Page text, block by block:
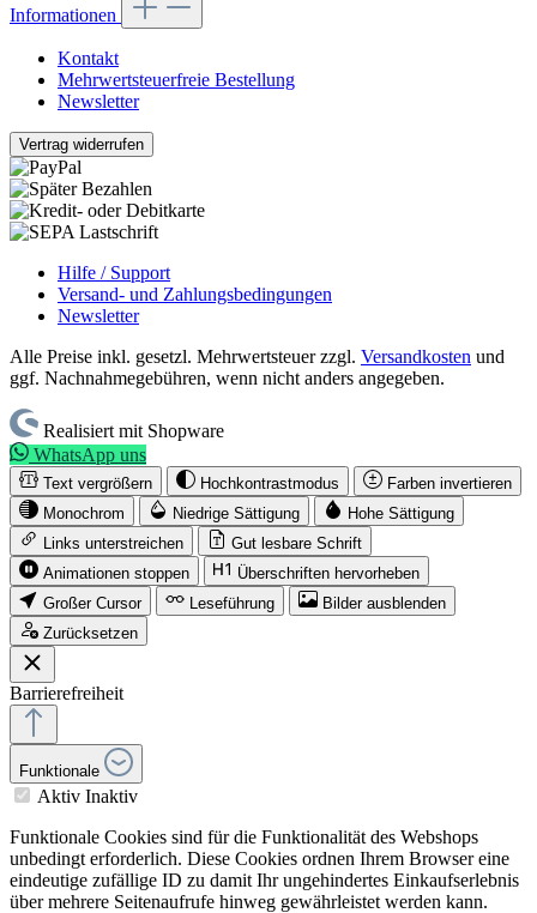
Informationen
Kontakt
Mehrwertsteuerfreie Bestellung
Newsletter
Vertrag widerrufen
Hilfe / Support
Versand- und Zahlungsbedingungen
Newsletter
Alle Preise inkl. gesetzl. Mehrwertsteuer zzgl. Versandkosten und
ggf. Nachnahmegebühren, wenn nicht anders angegeben.
Realisiert mit Shopware
WhatsApp uns
Text vergrößern Hochkontrastmodus
Farben invertieren
Monochrom
Niedrige Sättigung
Hohe Sättigung
Links unterstreichen
Gut lesbare Schrift
Animationen stoppen
Überschriften hervorheben
Großer Cursor
Leseführung
Bilder ausblenden
Zurücksetzen
Barrierefreiheit
Funktionale
Aktiv Inaktiv
Funktionale Cookies sind für die Funktionalität des Webshops
unbedingt erforderlich. Diese Cookies ordnen Ihrem Browser eine
eindeutige zufällige ID zu damit Ihr ungehindertes Einkaufserlebnis
über mehrere Seitenaufrufe hinweg gewährleistet werden kann.